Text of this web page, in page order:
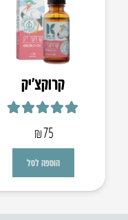
קרוקצ׳יק
₪75
הוספה לסל